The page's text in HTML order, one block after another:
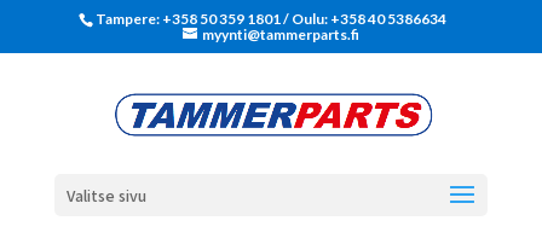
Tampere: +358 50 359 1801‬ / Oulu: +358 40 5386634
myynti@tammerparts.fi
Valitse sivu